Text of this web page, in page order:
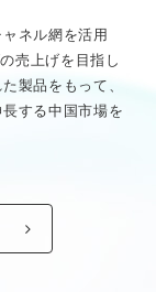
ネル網を活用
売上げを目指し
製品をもって、
する中国市場を